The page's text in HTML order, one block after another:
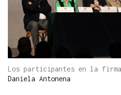
Los participantes en la firma
Daniela Antonena